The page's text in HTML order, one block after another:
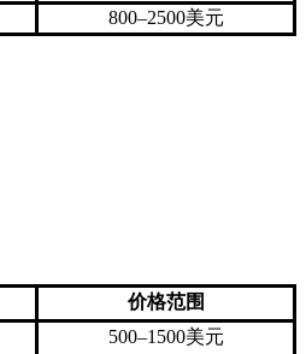
800–2500美元
价格范围
500–1500美元